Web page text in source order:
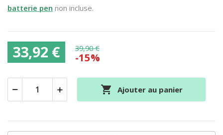
batterie pen non incluse.
33,92 € 39,90 €
-15%
 Ajouter au panier